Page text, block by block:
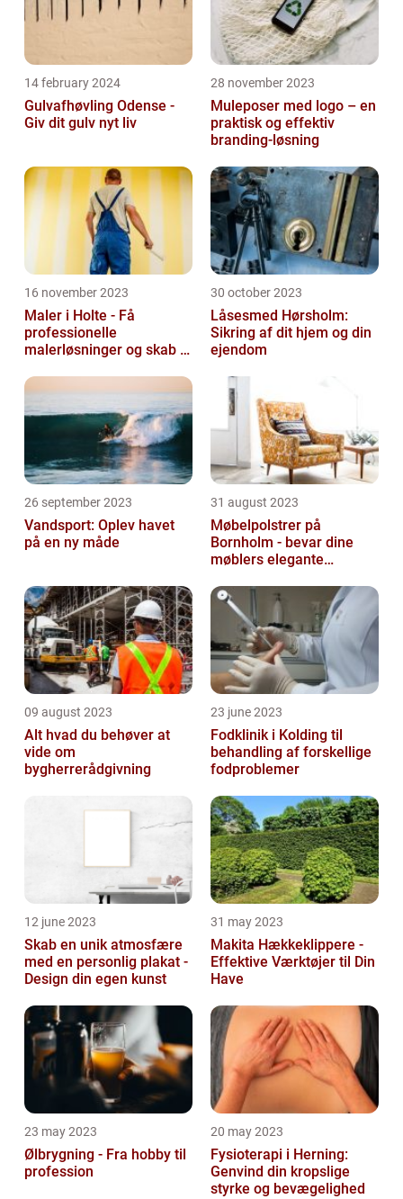
14 february 2024
Gulvafhøvling Odense -
Giv dit gulv nyt liv
28 november 2023
Muleposer med logo – en
praktisk og effektiv
branding-løsning
16 november 2023
Maler i Holte - Få
professionelle
malerløsninger og skab et
30 october 2023
Låsesmed Hørsholm:
Sikring af dit hjem og din
ejendom
26 september 2023
Vandsport: Oplev havet
på en ny måde
31 august 2023
Møbelpolstrer på
Bornholm - bevar dine
møblers elegante
09 august 2023
Alt hvad du behøver at
vide om
bygherrerådgivning
23 june 2023
Fodklinik i Kolding til
behandling af forskellige
fodproblemer
12 june 2023
Skab en unik atmosfære
med en personlig plakat -
Design din egen kunst
31 may 2023
Makita Hækkeklippere -
Effektive Værktøjer til Din
Have
23 may 2023
Ølbrygning - Fra hobby til
profession
20 may 2023
Fysioterapi i Herning:
Genvind din kropslige
styrke og bevægelighed